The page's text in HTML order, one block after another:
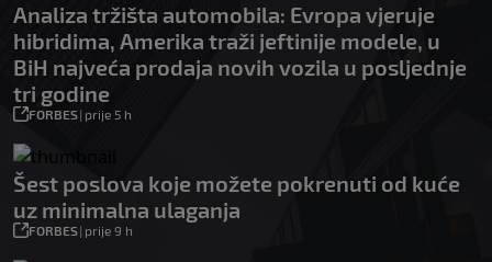
Analiza tržišta automobila: Evropa vjeruje
hibridima, Amerika traži jeftinije modele, u
BiH najveća prodaja novih vozila u posljednje
tri godine
FORBES| prije 5 h
Šest poslova koje možete pokrenuti od kuće
uz minimalna ulaganja
FORBES| prije 9 h